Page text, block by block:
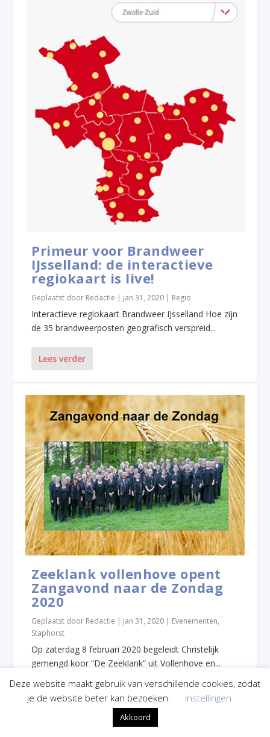
Primeur voor Brandweer
IJsselland: de interactieve
regiokaart is live!
Geplaatst door Redactie | jan 31, 2020 | Regio
Interactieve regiokaart Brandweer IJsselland Hoe zijn
de 35 brandweerposten geografisch verspreid...
Lees verder
Zeeklank vollenhove opent
Zangavond naar de Zondag
2020
Geplaatst door Redactie | jan 31, 2020 | Evenementen,
Staphorst
Op zaterdag 8 februari 2020 begeleidt Christelijk
gemengd koor “De Zeeklank” uit Vollenhove en...
Lees verder
Deze website maakt gebruik van verschillende cookies, zodat
je de website beter kan bezoeken.
Instellingen
Akkoord